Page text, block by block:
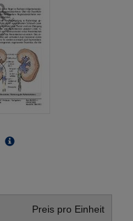
Preis pro Einheit